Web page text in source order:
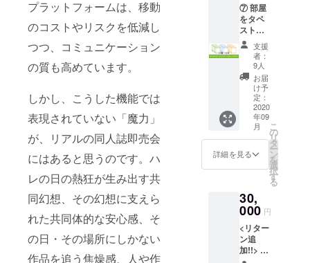
プラットフォームは、移動
のコストやリスクを低減し
つつ、コミュニケーション
の質も高めています。
しかし、こうした機能では
表現されていない「魔力」
が、リアルの同人誌即売会
にはあると思うのです。ハ
レの日の熱狂が生み出す共
同幻想、その幻想に支えら
れた共同体的な安心感、そ
の日・その場所にしかない
作品を追う焦燥感、人や作
「備考
欄」に
掲示す
るお名
前をご
記入く
ださい
前をご
記入く
ださい
はあり
ません
※6セッ
ト以上
のご支
援は
『コン
プリー
トセッ
ト』を
ご選択
くださ
ターン
内容】
ション
ヒスト
リーガ
チャ 缶
バッチ
6個 ※ラ
※2sp.申
込での
利用を
希望さ
れる場
合は別
途差額
が発生
します
のでご
了承く
ださい
※メール
にてお
ターン
内容】
Future
Entry
◆御礼
ジュー
ルを切
れるの
で、腰
を据え
て大作
にも取
り組め
ます
ね。あ
なたの
そんな
作品が
読みた
込での
利用を
希望さ
れる場
合は別
途差額
⑦ 部屋
をタペ
スト
リーで
埋め尽
くそ
う！
「タペ
スト
リーコ
ンプ
リート
セット
プラ
ン」 ①
に加え
ンクリ
各回の
イメー
ジイラ
ストを
使った
支援
者：
9人
お届
け予
定：
2020
年09
月
詳細を見る
こ
の
リ
タ
ー
ン
を
選
択
す
る
30,
000 円
<リター
ン追
加!!> ⑪